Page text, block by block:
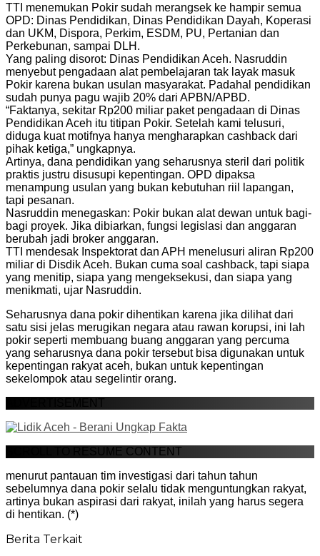
TTI menemukan Pokir sudah merangsek ke hampir semua
OPD: Dinas Pendidikan, Dinas Pendidikan Dayah, Koperasi
dan UKM, Dispora, Perkim, ESDM, PU, Pertanian dan
Perkebunan, sampai DLH.
Yang paling disorot: Dinas Pendidikan Aceh. Nasruddin
menyebut pengadaan alat pembelajaran tak layak masuk
Pokir karena bukan usulan masyarakat. Padahal pendidikan
sudah punya pagu wajib 20% dari APBN/APBD.
“Faktanya, sekitar Rp200 miliar paket pengadaan di Dinas
Pendidikan Aceh itu titipan Pokir. Setelah kami telusuri,
diduga kuat motifnya hanya mengharapkan cashback dari
pihak ketiga,” ungkapnya.
Artinya, dana pendidikan yang seharusnya steril dari politik
praktis justru disusupi kepentingan. OPD dipaksa
menampung usulan yang bukan kebutuhan riil lapangan,
tapi pesanan.
Nasruddin menegaskan: Pokir bukan alat dewan untuk bagi-
bagi proyek. Jika dibiarkan, fungsi legislasi dan anggaran
berubah jadi broker anggaran.
TTI mendesak Inspektorat dan APH menelusuri aliran Rp200
miliar di Disdik Aceh. Bukan cuma soal cashback, tapi siapa
yang menitip, siapa yang mengeksekusi, dan siapa yang
menikmati, ujar Nasruddin.
Seharusnya dana pokir dihentikan karena jika dilihat dari
satu sisi jelas merugikan negara atau rawan korupsi, ini lah
pokir seperti membuang buang anggaran yang percuma
yang seharusnya dana pokir tersebut bisa digunakan untuk
kepentingan rakyat aceh, bukan untuk kepentingan
sekelompok atau segelintir orang.
ADVERTISEMENT
SCROLL TO RESUME CONTENT
menurut pantauan tim investigasi dari tahun tahun
sebelumnya dana pokir selalu tidak menguntungkan rakyat,
artinya bukan aspirasi dari rakyat, inilah yang harus segera
di hentikan. (*)
Berita Terkait